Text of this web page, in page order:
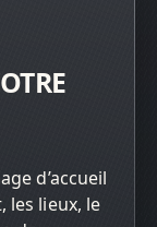
d’accueil
les lieux, le